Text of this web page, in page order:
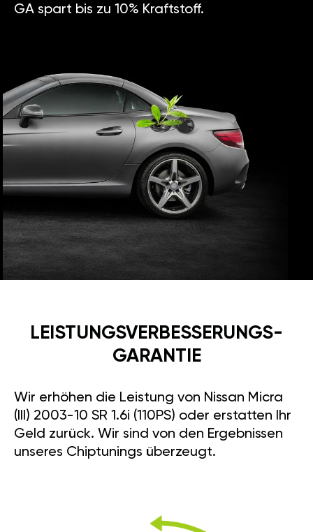
GA spart bis zu 10% Kraftstoff.
LEISTUNGSVERBESSE­RUNGS­
GARANTIE
Wir erhöhen die Leistung von Nissan Micra
(III) 2003-10 SR 1.6i (110PS) oder erstatten Ihr
Geld zurück. Wir sind von den Ergebnissen
unseres Chiptunings überzeugt.